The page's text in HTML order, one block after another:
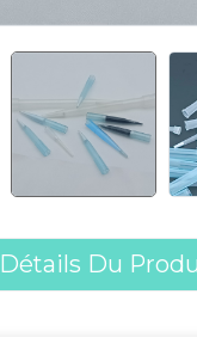
Détails Du